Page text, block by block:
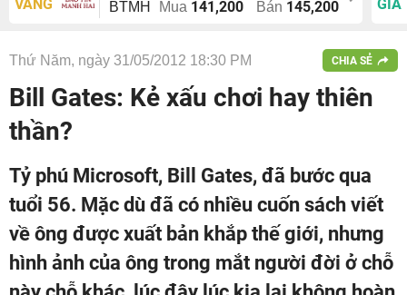
VÀNG
BTMH Mua 141,200 Bán 145,200
GIÁ
Thứ Năm, ngày 31/05/2012 18:30 PM CHIA SẺ
Bill Gates: Kẻ xấu chơi hay thiên
thần?
Tỷ phú Microsoft, Bill Gates, đã bước qua
tuổi 56. Mặc dù đã có nhiều cuốn sách viết
về ông được xuất bản khắp thế giới, nhưng
hình ảnh của ông trong mắt người đời ở chỗ